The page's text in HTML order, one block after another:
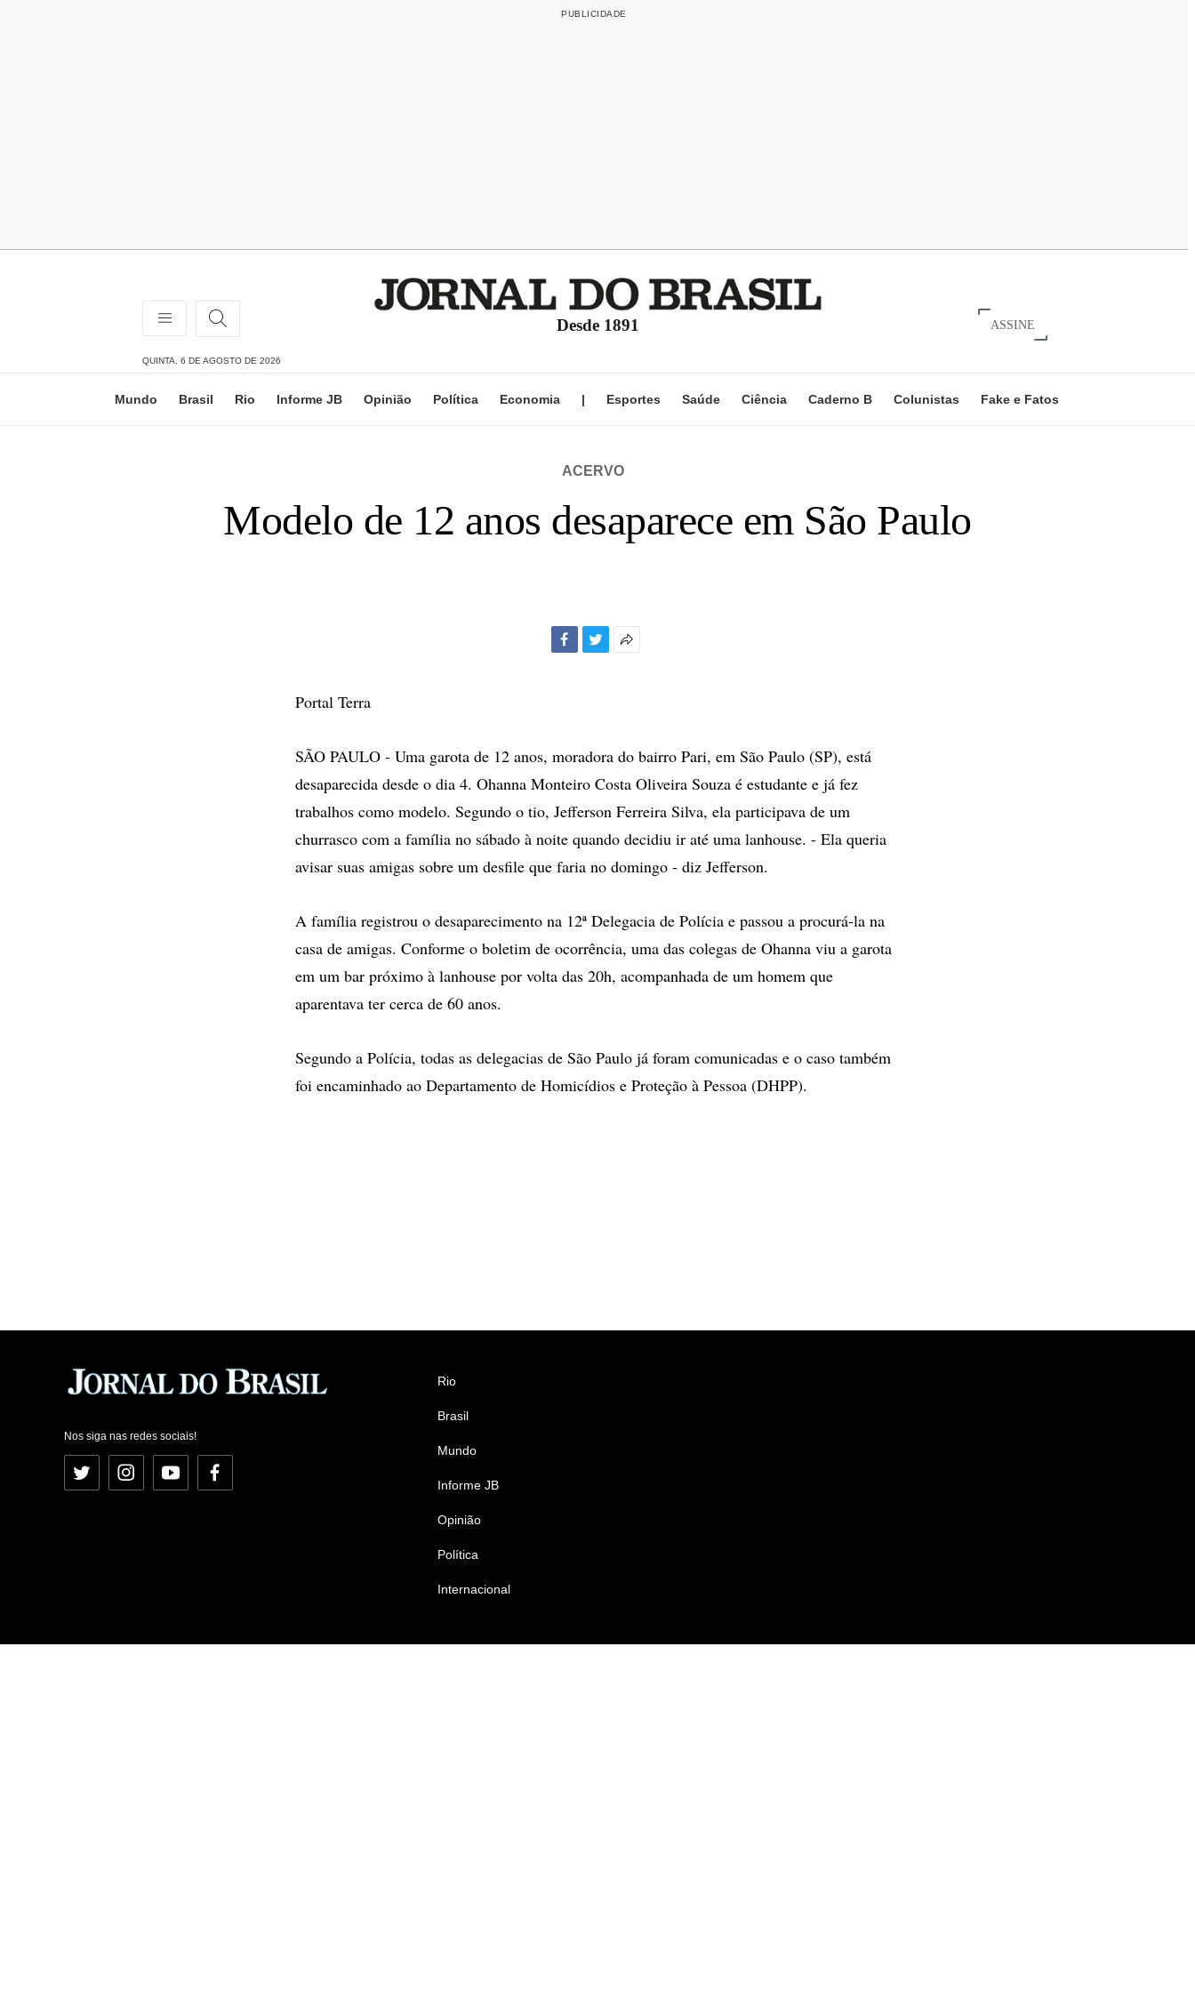
Desde 1891 ASSINE
QUINTA, 6 DE AGOSTO DE 2026
Mundo Brasil Rio Informe JB Opinião Política Economia | Esportes Saúde Ciência Caderno B Colunistas Fake e Fatos
ACERVO
Modelo de 12 anos desaparece em São Paulo
Portal Terra
SÃO PAULO - Uma garota de 12 anos, moradora do bairro Pari, em São Paulo (SP), está
desaparecida desde o dia 4. Ohanna Monteiro Costa Oliveira Souza é estudante e já fez
trabalhos como modelo. Segundo o tio, Jefferson Ferreira Silva, ela participava de um
churrasco com a família no sábado à noite quando decidiu ir até uma lanhouse. - Ela queria
avisar suas amigas sobre um desfile que faria no domingo - diz Jefferson.
A família registrou o desaparecimento na 12ª Delegacia de Polícia e passou a procurá-la na
casa de amigas. Conforme o boletim de ocorrência, uma das colegas de Ohanna viu a garota
em um bar próximo à lanhouse por volta das 20h, acompanhada de um homem que
aparentava ter cerca de 60 anos.
Segundo a Polícia, todas as delegacias de São Paulo já foram comunicadas e o caso também
foi encaminhado ao Departamento de Homicídios e Proteção à Pessoa (DHPP).
Nos siga nas redes sociais!
Twitter InstagramYouTubeFacebook
Rio
Brasil
Mundo
Informe JB
Opinião
Política
Internacional